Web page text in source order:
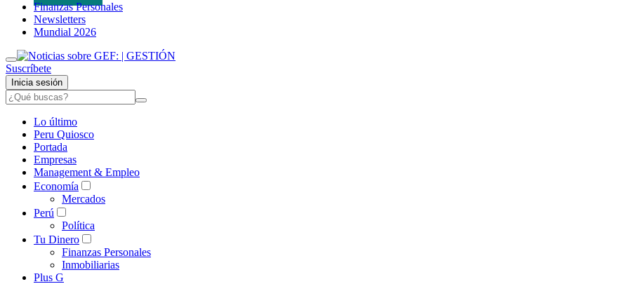
Finanzas Personales
Newsletters
Mundial 2026
Suscríbete
Inicia sesión
Lo último
Peru Quiosco
Portada
Empresas
Management & Empleo
Economía
Mercados
Perú
Política
Tu Dinero
Finanzas Personales
Inmobiliarias
Plus G